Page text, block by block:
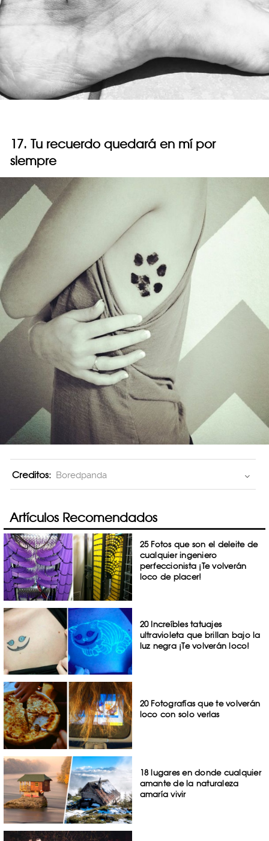
17. Tu recuerdo quedará en mí por
siempre
Creditos: Boredpanda
Artículos Recomendados
25 Fotos que son el deleite de
cualquier ingeniero
perfeccionista ¡Te volverán
loco de placer!
20 Increíbles tatuajes
ultravioleta que brillan bajo la
luz negra ¡Te volverán loco!
20 Fotografías que te volverán
loco con solo verlas
18 lugares en donde cualquier
amante de la naturaleza
amaría vivir